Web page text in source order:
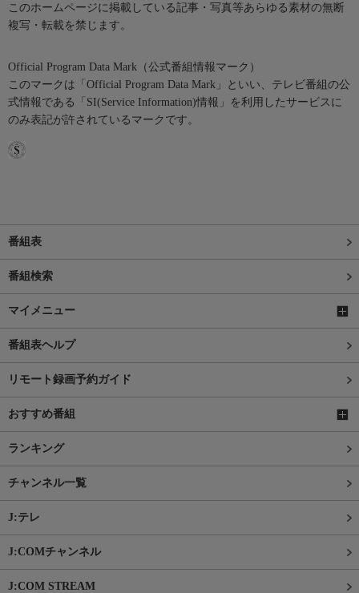
このホームページに掲載している記事・写真等あらゆる素材の無断
複写・転載を禁じます。
Official Program Data Mark（公式番組情報マーク）
このマークは「Official Program Data Mark」といい、テレビ番組の公
式情報である「SI(Service Information)情報」を利用したサービスに
のみ表記が許されているマークです。
番組表
番組検索
マイメニュー
番組表ヘルプ
リモート録画予約ガイド
おすすめ番組
ランキング
チャンネル一覧
J:テレ
J:COMチャンネル
J:COM STREAM